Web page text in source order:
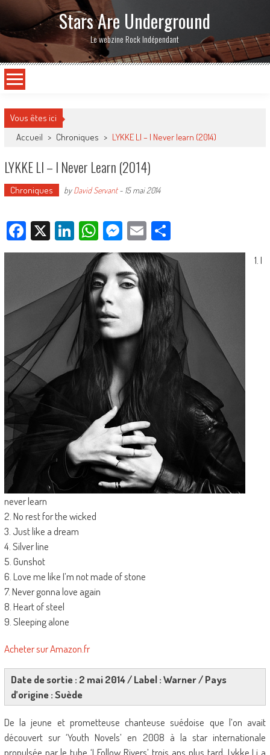
Stars Are Underground
Le webzine Rock Indépendant
Vous êtes ici
Accueil > Chroniques > LYKKE LI – I Never learn (2014)
LYKKE LI – I Never Learn (2014)
Chroniques byDavid Servant- 15 mai 2014
Facebook
X LinkedIn
WhatsApp
Messenger
EmailPartager
1. I
never learn
2. No rest for the wicked
3. Just like a dream
4. Silver line
5. Gunshot
6. Love me like I’m not made of stone
7. Never gonna love again
8. Heart of steel
9. Sleeping alone
Acheter sur Amazon.fr
Date de sortie : 2 mai 2014 / Label : Warner / Pays
d’origine : Suède
De la jeune et prometteuse chanteuse suédoise que l’on avait
découvert sur ‘Youth Novels’ en 2008 à la star internationale
propulsée par le tube ‘I Follow Rivers’ trois ans plus tard, Lykke Li a